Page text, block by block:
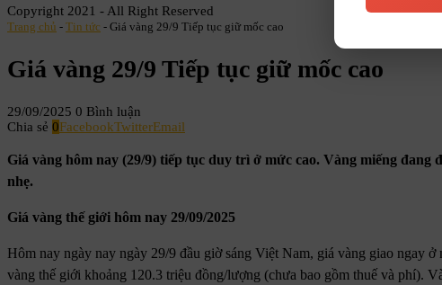
Copyright 2021 - All Right Reserved
Trang chủ - Tin tức - Giá vàng 29/9 Tiếp tục giữ mốc cao
Giá vàng 29/9 Tiếp tục giữ mốc cao
29/09/2025 0 Bình luận
Chia sẻ 0FacebookTwitterEmail
Giá vàng hôm nay (29/9) tiếp tục duy trì ở mức cao. Vàng miếng
nhẹ.
Giá vàng thế giới hôm nay 29/09/2025
Hôm nay ngày nay ngày 29/9 đầu giờ sáng Việt Nam, giá vàng giao ngay
vàng thế giới khoảng 120.3 triệu đồng/lượng (chưa bao gồm thuế và phí).